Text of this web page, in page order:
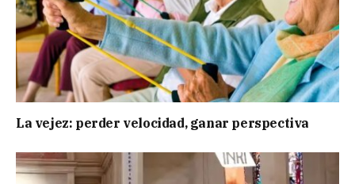
La vejez: perder velocidad, ganar perspectiva